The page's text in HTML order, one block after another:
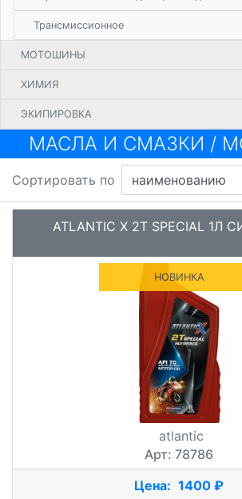
Трансмиссионное
МОТОШИНЫ
ХИМИЯ
ЭКИПИРОВКА
МАСЛА И СМАЗКИ /
Сортировать по
ATLANTIC X 2T SPECIAL 1Л
НОВИНКА
atlantic
Арт: 78786
Цена: 1400 ₽